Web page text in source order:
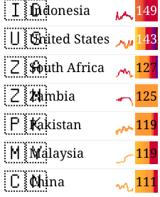
🇮🇩 149
Indonesia
🇺🇸 143
United States
🇿🇦 127
South Africa
🇿🇲 125
Zambia
🇵🇰 119
Pakistan
🇲🇾 119
Malaysia
🇨🇳 111
China